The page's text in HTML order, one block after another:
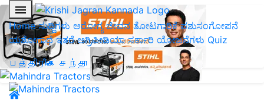
Home ಸುದ್ದಿಗಳು ಆರೋಗ್ಯ ಜೀವನ ತೋಟಗಾರಿಕೆಪಶುಸಂಗೋಪನೆ
ಯಶೋಗಾಥೆ ಇತರೆ ಅಗ್ರಿಪೀಡಿಯಾ ಸರ್ಕಾರಿ ಯೋಜನೆಗಳು Quiz
பத்திரிகை சந்தா